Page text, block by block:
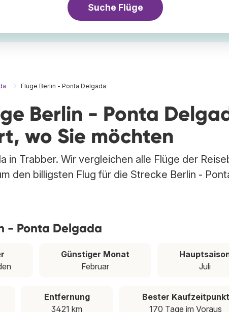
Suche Flüge
Flüge Berlin - Ponta Delgada
Berlin - Ponta
wo Sie möchten
in Trabber. Wir vergleichen alle Flüge der
den billigsten Flug für die Strecke Berlin -
- Ponta Delgada
Günstiger Monat
Februar
Juli
Entfernung
3421 km
Bester Kaufzeitpunkt
170 Tage im Voraus